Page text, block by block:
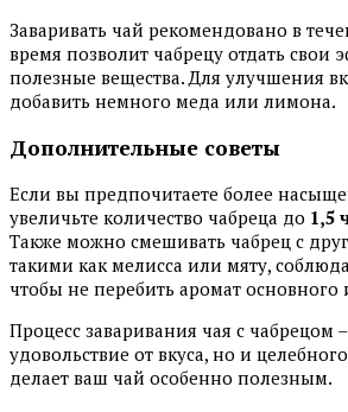
Заваривать чай рекомендовано в
время позволит чабрецу отдать свои
полезные вещества. Для улучшения
добавить немного меда или лимона.
Дополнительные советы
Если вы предпочитаете более
увеличьте количество чабреца до 1,5
Также можно смешивать чабрец с
такими как мелисса или мяту,
чтобы не перебить аромат основного
Процесс заваривания чая с чабрецом
удовольствие от вкуса, но и
делает ваш чай особенно полезным.